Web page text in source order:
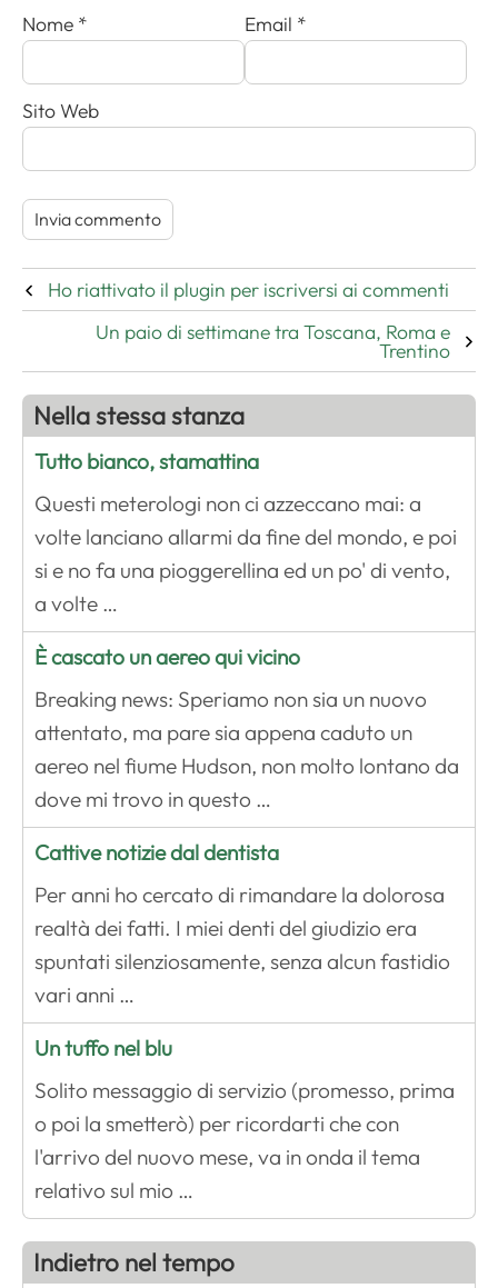
Nome * Email *
Sito Web
Ho riattivato il plugin per iscriversi ai commenti
Un paio di settimane tra Toscana, Roma e
Trentino
Nella stessa stanza
Tutto bianco, stamattina
Questi meterologi non ci azzeccano mai: a
volte lanciano allarmi da fine del mondo, e poi
si e no fa una pioggerellina ed un po' di vento,
a volte …
È cascato un aereo qui vicino
Breaking news: Speriamo non sia un nuovo
attentato, ma pare sia appena caduto un
aereo nel fiume Hudson, non molto lontano da
dove mi trovo in questo …
Cattive notizie dal dentista
Per anni ho cercato di rimandare la dolorosa
realtà dei fatti. I miei denti del giudizio era
spuntati silenziosamente, senza alcun fastidio
vari anni …
Un tuffo nel blu
Solito messaggio di servizio (promesso, prima
o poi la smetterò) per ricordarti che con
l'arrivo del nuovo mese, va in onda il tema
relativo sul mio …
Indietro nel tempo